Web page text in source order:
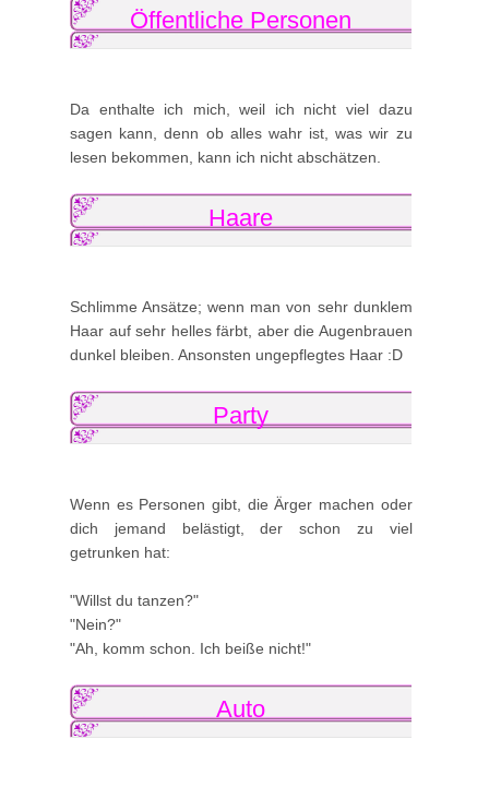
Öffentliche Personen
Da enthalte ich mich, weil ich nicht viel dazu
sagen kann, denn ob alles wahr ist, was wir zu
lesen bekommen, kann ich nicht abschätzen.
Haare
Schlimme Ansätze; wenn man von sehr dunklem
Haar auf sehr helles färbt, aber die Augenbrauen
dunkel bleiben. Ansonsten ungepflegtes Haar :D
Party
Wenn es Personen gibt, die Ärger machen oder
dich jemand belästigt, der schon zu viel
getrunken hat:
"Willst du tanzen?"
"Nein?"
"Ah, komm schon. Ich beiße nicht!"
Auto